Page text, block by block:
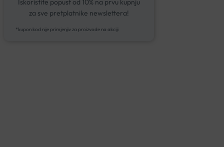
Iskoristite popust od 10% na prvu kupnju
za sve pretplatnike newslettera!
*kupon kod nije primjenjiv za proizvode na akciji